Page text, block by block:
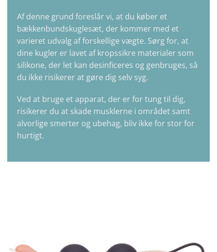
Af denne grund foreslår vi, at du køber et
bækkenbundskuglesæt, der kommer med et
varieret udvalg af forskellige vægte. Sørg for, at
dine kugler er lavet af kropssikre materialer som
silikone, der let kan desinficeres og genbruges, så
du ikke risikerer at gøre dig selv syg.
Ved at bruge et apparat, der er for tung til dig,
risikerer du at skade musklerne i området samt
alvorlige smerter og ubehag, bliv ikke for stor for
hurtigt.